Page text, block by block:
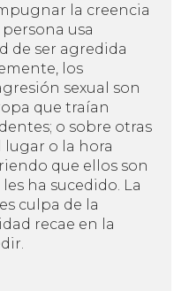
la creencia
usa
de ser agredida
los
sexual son
que traían
o sobre otras
lugar o la hora
que ellos son
ha sucedido. La
culpa de la
recae en la